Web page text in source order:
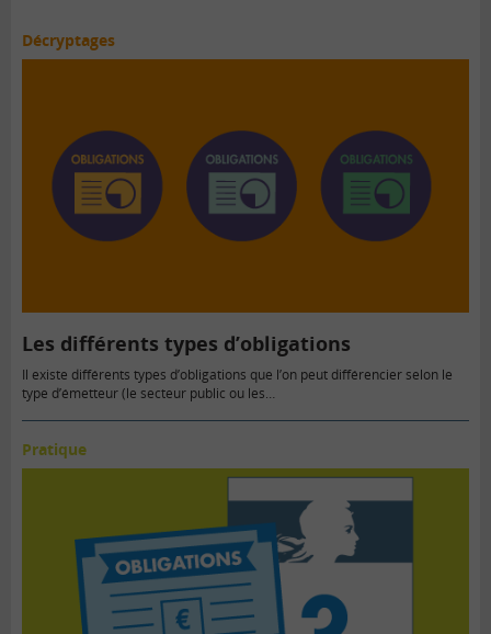
Décryptages
Les différents types d’obligations
Il existe différents types d’obligations que l’on peut différencier selon le
type d’émetteur (le secteur public ou les…
Pratique